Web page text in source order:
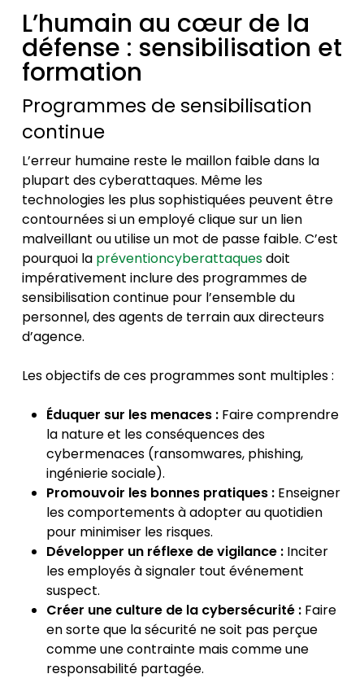
L’humain au cœur de la
défense : sensibilisation et
formation
Programmes de sensibilisation
continue
L’erreur humaine reste le maillon faible dans la
plupart des cyberattaques. Même les
technologies les plus sophistiquées peuvent être
contournées si un employé clique sur un lien
malveillant ou utilise un mot de passe faible. C’est
pourquoi la préventioncyberattaquesdoit
impérativement inclure des programmes de
sensibilisation continue pour l’ensemble du
personnel, des agents de terrain aux directeurs
d’agence.
Les objectifs de ces programmes sont multiples :
Éduquer sur les menaces :Faire comprendre
la nature et les conséquences des
cybermenaces (ransomwares, phishing,
ingénierie sociale).
Promouvoir les bonnes pratiques :Enseigner
les comportements à adopter au quotidien
pour minimiser les risques.
Développer un réflexe de vigilance :Inciter
les employés à signaler tout événement
suspect.
Créer une culture de la cybersécurité :Faire
en sorte que la sécurité ne soit pas perçue
comme une contrainte mais comme une
responsabilité partagée.